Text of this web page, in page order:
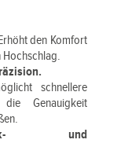
den Komfort
Hochschlag.
schnellere
Genauigkeit
und